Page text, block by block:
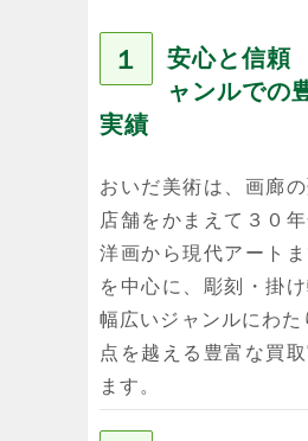
１
安心と信頼
ャンルでの
実績
おいだ美術は、画廊
店舗をかまえて３０
洋画から現代アート
を中心に、彫刻・掛
幅広いジャンルにわ
点を越える豊富な買
ます。